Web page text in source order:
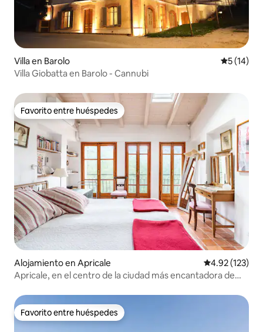
Villa en Barolo
5 (14)
Villa Giobatta en Barolo - Cannubi
Favorito entre huéspedes
Favorito entre huéspedes
Alojamiento en Apricale Calificación
4.92 (123)
Apricale, en el centro de la ciudad más encantadora de
Favorito entre huéspedes
Favorito entre huéspedes